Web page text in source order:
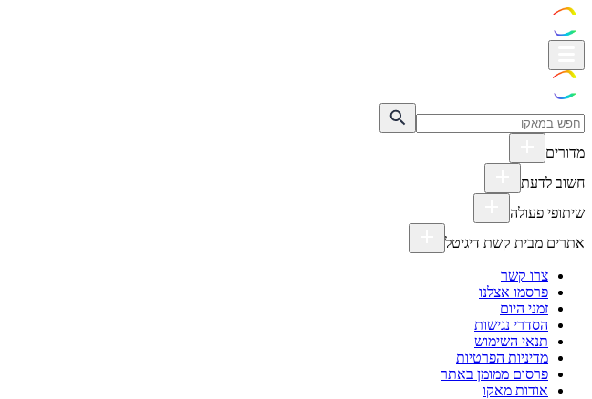
מדורים
חשוב לדעת
שיתופי פעולה
אתרים מבית קשת דיגיטל
צרו קשר
פרסמו אצלנו
זמני היום
הסדרי נגישות
תנאי השימוש
מדיניות הפרטיות
פרסום ממומן באתר
אודות מאקו